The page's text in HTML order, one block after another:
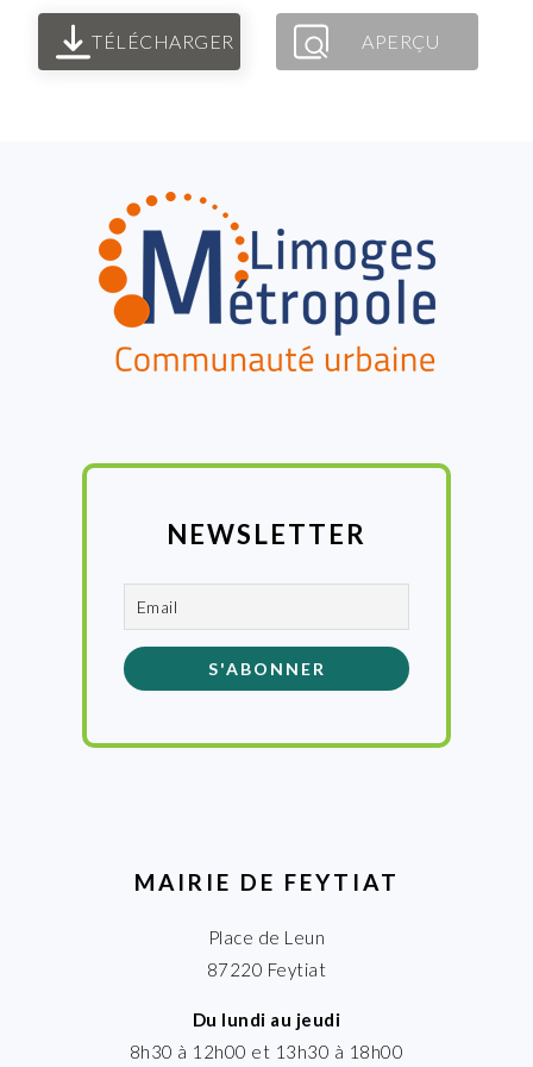
TÉLÉCHARGER APERÇU
NEWSLETTER
MAIRIE DE FEYTIAT
Place de Leun
87220 Feytiat
Du lundi au jeudi
8h30 à 12h00 et 13h30 à 18h00